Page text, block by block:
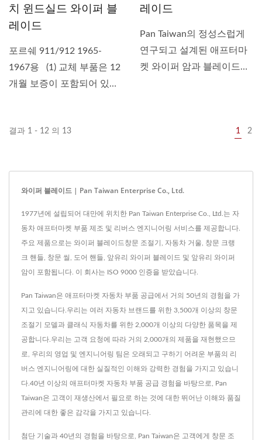
치 윈드실드 와이퍼 블
레이드
포르쉐 911/912 1965-
1967용 (1) 교체 부품은 12
개월 보증이 포함되어 있습
레이드
Pan Taiwan의 정성스럽게
연구되고 설계된 애프터마
켓 와이퍼 암과 블레이드
결과 1 - 12 의 13 1 2
와이퍼 블레이드 | Pan Taiwan Enterprise Co., Ltd.
1977년에 설립되어 대만에 위치한 Pan Taiwan Enterprise Co., Ltd.는 자
동차 애프터마켓 부품 제조 및 리버스 엔지니어링 서비스를 제공합니다.
주요 제품으로는 와이퍼 블레이드창문 조절기, 자동차 거울, 창문 크랭
크 핸들, 창문 씰, 도어 핸들, 앞유리 와이퍼 블레이드 및 앞유리 와이퍼
암이 포함됩니다. 이 회사는 ISO 9000 인증을 받았습니다.
Pan Taiwan은 애프터마켓 자동차 부품 공급에서 거의 50년의 경험을 가
지고 있습니다.우리는 여러 자동차 브랜드를 위한 3,500개 이상의 창문
조절기 모델과 클래식 자동차를 위한 2,000개 이상의 다양한 품목을 제
공합니다.우리는 고객 요청에 따라 거의 2,000개의 제품을 재현했으므
로, 우리의 영업 및 엔지니어링 팀은 오래되고 구하기 어려운 부품의 리
버스 엔지니어링에 대한 실질적인 이해와 강력한 경험을 가지고 있습니
다.40년 이상의 애프터마켓 자동차 부품 공급 경험을 바탕으로, Pan
Taiwan은 고객이 재생산에서 필요로 하는 것에 대한 뛰어난 이해와 품질
관리에 대한 좋은 감각을 가지고 있습니다.
첨단 기술과 40년의 경험을 바탕으로, Pan Taiwan은 고객에게 창문 조